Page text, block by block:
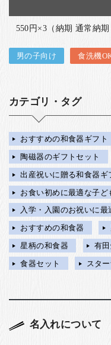
550円×3（納期 通常納期
男の子向け 食洗機
カテゴリ・タグ
おすすめの和食器ギフト
陶磁器のギフトセット
出産祝いに贈る和食器ギ
お食い初めに最適な子ど
入学・入園のお祝いに最
おすすめの和食器
星柄の和食器
有
食器セット
スタ
名入れについて